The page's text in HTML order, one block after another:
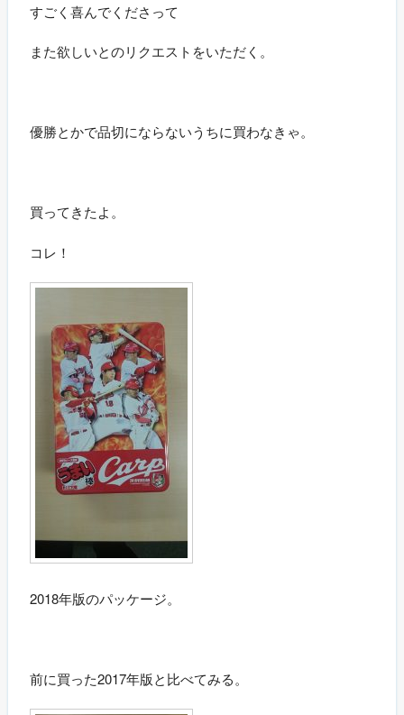
すごく喜んでくださって
また欲しいとのリクエストをいただく。
優勝とかで品切にならないうちに買わなきゃ。
買ってきたよ。
コレ！
2018年版のパッケージ。
前に買った2017年版と比べてみる。